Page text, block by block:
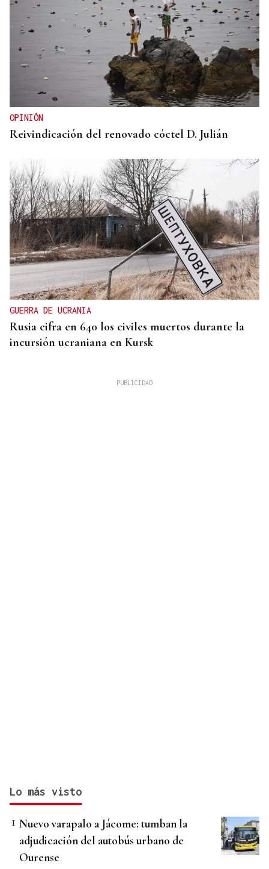
OPINIÓN
Reivindicación del renovado cóctel D. Julián
GUERRA DE UCRANIA
Rusia cifra en 640 los civiles muertos durante la
incursión ucraniana en Kursk
Lo más visto
Nuevo varapalo a Jácome: tumban la
adjudicación del autobús urbano de
Ourense